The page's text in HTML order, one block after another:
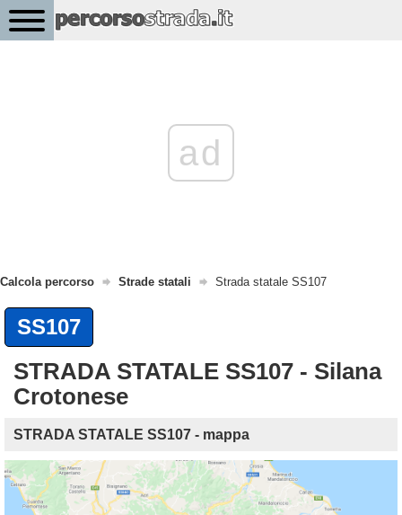
ad
Calcola percorso Strade statali Strada statale SS107
SS107
STRADA STATALE SS107 - Silana
Crotonese
STRADA STATALE SS107 - mappa